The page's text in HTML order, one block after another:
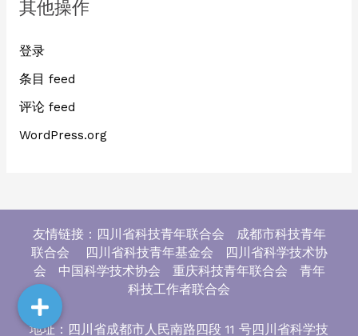
其他操作
登录
条目 feed
评论 feed
WordPress.org
友情链接：四川省科技青年联合会 成都市科技青年
联合会 四川省科技青年基金会 四川省科学技术协
会 中国科学技术协会 重庆科技青年联合会 青年
科技工作者联合会
地址：四川省成都市人民南路四段 11 号四川省科学技